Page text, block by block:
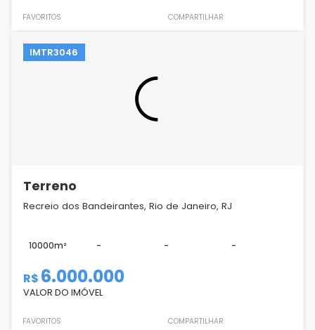
FAVORITOS COMPARTILHAR
IMTR3046
Terreno
Recreio dos Bandeirantes, Rio de Janeiro, RJ
10000m² - - -
R$ 6.000.000
VALOR DO IMÓVEL
FAVORITOS COMPARTILHAR